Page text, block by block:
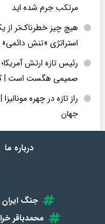
مرتکب جرم شده اید
هیچ چیز خطرناک‌تر از
استراتژی «تنش دائمی»
رئیس تازه ارتش
صمیمی هگست است |
راز تازه در چهره
جهان
درباره ما
جنگ ایران
محمدباقر